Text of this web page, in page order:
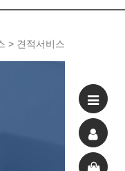
> 견적서비스